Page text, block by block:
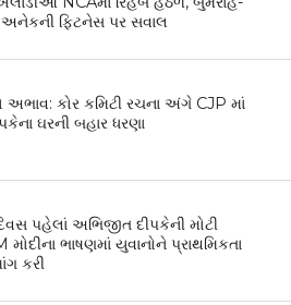
અનેકની ફિટનેસ પર સવાલ
અભાવ: કોર કમિટી રચના અંગે CJP માં
ઘરની બહાર ધરણા
પહેલાં અભિજીત દીપકેની મોટી
મોદીના ભાષણમાં યુવાનોને પ્રાથમિકતા
કરી